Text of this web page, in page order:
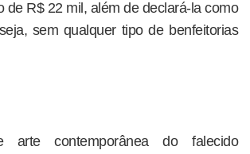
de R$ 22 mil, além de declará-la como
sem qualquer tipo de benfeitorias
arte contemporânea do falecido